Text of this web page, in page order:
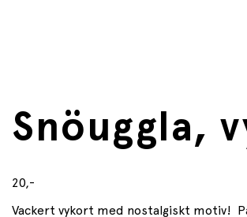
Snöuggla,
20,-
Vackert vykort med nostalgiskt motiv!